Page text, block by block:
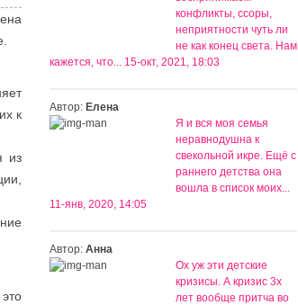
к
из
конфликты, ссоры,
неприятности чуть ли
не как конец света. Нам
кажется, что... 15-окт, 2021, 18:03
Автор: Елена
Я и вся моя семья
неравнодушна к
свекольной икре. Ещё с
раннего детства она
вошла в список моих...
11-янв, 2020, 14:05
Автор: Анна
Ох уж эти детские
кризисы. А кризис 3х
лет вообще притча во